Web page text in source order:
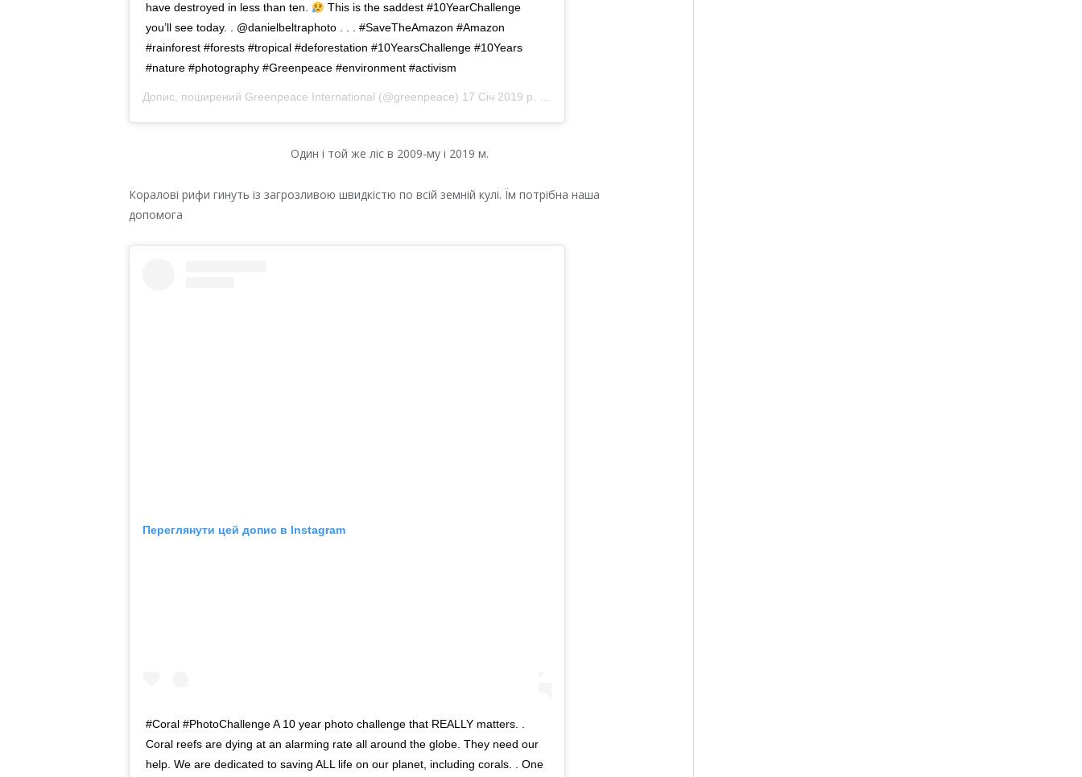
have destroyed in less than ten.
This is the saddest #10YearChallenge
you’ll see today. . @danielbeltraphoto . . . #SaveTheAmazon #Amazon
#rainforest #forests #tropical #deforestation #10YearsChallenge #10Years
#nature #photography #Greenpeace #environment #activism
Допис, поширений Greenpeace International (@greenpeace) 17 Січ 2019 р. о 11:25 PST
Один і той же ліс в 2009-му і 2019 м.
Коралові рифи гинуть із загрозливою швидкістю по всій земній кулі. Їм потрібна наша
допомога
Переглянути цей допис в Instagram
#Coral #PhotoChallenge A 10 year photo challenge that REALLY matters. .
Coral reefs are dying at an alarming rate all around the globe. They need our
help. We are dedicated to saving ALL life on our planet, including corals. . One